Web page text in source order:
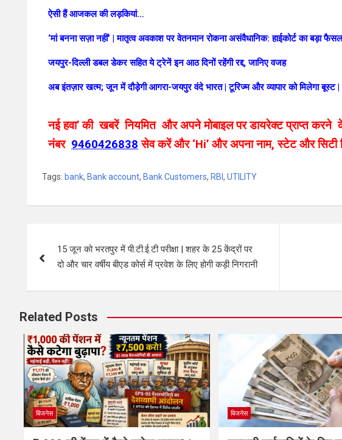
ऐसी हैं आजकल की लड़कियां…
‘मां बनना सज़ा नहीं’ | मातृत्व अवकाश पर वेतनमान रोकना असंवैधानिक: हाईकोर्ट का बड़ा
जयपुर-दिल्ली डबल डेकर सहित ये ट्रेनें इन आठ दिनों रहेंगी रद्द, जानिए वजह
अब इंतज़ार खत्म; जून में दौड़ेगी आगरा-जयपुर वंदे भारत | टूरिज्म और व्यापार को मिलेगा बूस्ट |
नई हवा’ की खबरें नियमित और अपने मोबाइल पर डायरेक्ट प्राप्त करने
नंबर 9460426838 सेव करें और ‘Hi’ और अपना नाम, स्टेट और
Tags: bank, Bank account, Bank Customers, RBI , UTILITY
15 जून को भरतपुर में पी.टी.ई.टी परीक्षा | शहर के 25 केंद्रों पर
दो और चार वर्षीय बीएड कोर्स में प्रवेश के लिए होगी कड़ी निगरानी
Related Posts
बिजनेस बिजनेस